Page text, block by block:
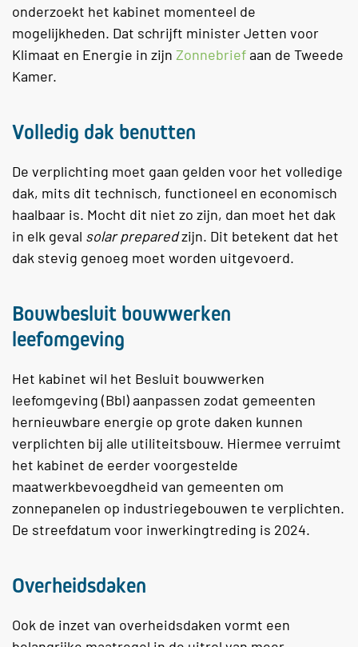
onderzoekt het kabinet momenteel de
mogelijkheden. Dat schrijft minister Jetten voor
Klimaat en Energie in zijn Zonnebriefaan de Tweede
Kamer.
Volledig dak benutten
De verplichting moet gaan gelden voor het volledige
dak, mits dit technisch, functioneel en economisch
haalbaar is. Mocht dit niet zo zijn, dan moet het dak
in elk geval solar preparedzijn. Dit betekent dat het
dak stevig genoeg moet worden uitgevoerd.
Bouwbesluit bouwwerken
leefomgeving
Het kabinet wil het Besluit bouwwerken
leefomgeving (Bbl) aanpassen zodat gemeenten
hernieuwbare energie op grote daken kunnen
verplichten bij alle utiliteitsbouw. Hiermee verruimt
het kabinet de eerder voorgestelde
maatwerkbevoegdheid van gemeenten om
zonnepanelen op industriegebouwen te verplichten.
De streefdatum voor inwerkingtreding is 2024.
Overheidsdaken
Ook de inzet van overheidsdaken vormt een